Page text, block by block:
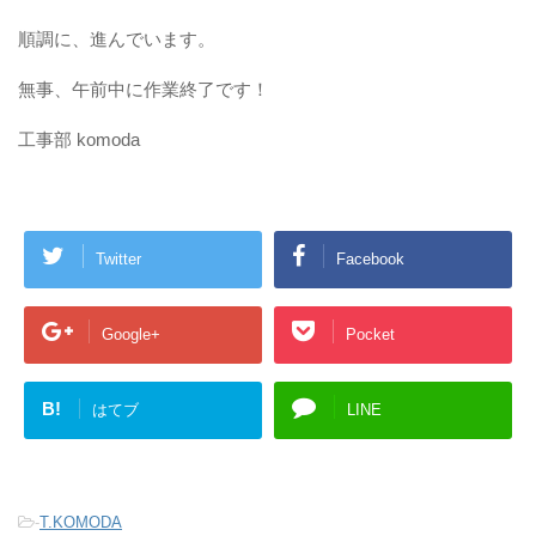
順調に、進んでいます。
無事、午前中に作業終了です！
工事部 komoda
Twitter Facebook
Google+ Pocket
B! はてブ LINE
-T.KOMODA